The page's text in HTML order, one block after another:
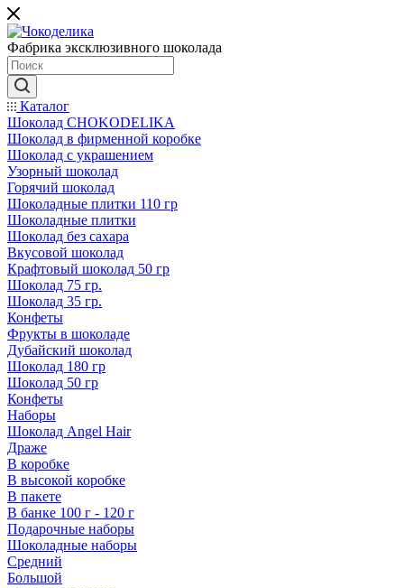
Фабрика эксклюзивного шоколада
Каталог
Шоколад CHOKODELIKA
Шоколад в фирменной коробке
Шоколад с украшением
Узорный шоколад
Горячий шоколад
Шоколадные плитки 110 гр
Шоколадные плитки
Шоколад без сахара
Вкусовой шоколад
Крафтовый шоколад 50 гр
Шоколад 75 гр.
Шоколад 35 гр.
Конфеты
Фрукты в шоколаде
Дубайский шоколад
Шоколад 180 гр
Шоколад 50 гр
Конфеты
Наборы
Шоколад Angel Hair
Драже
В коробке
В высокой коробке
В пакете
В банке 100 г - 120 г
Подарочные наборы
Шоколадные наборы
Средний
Большой